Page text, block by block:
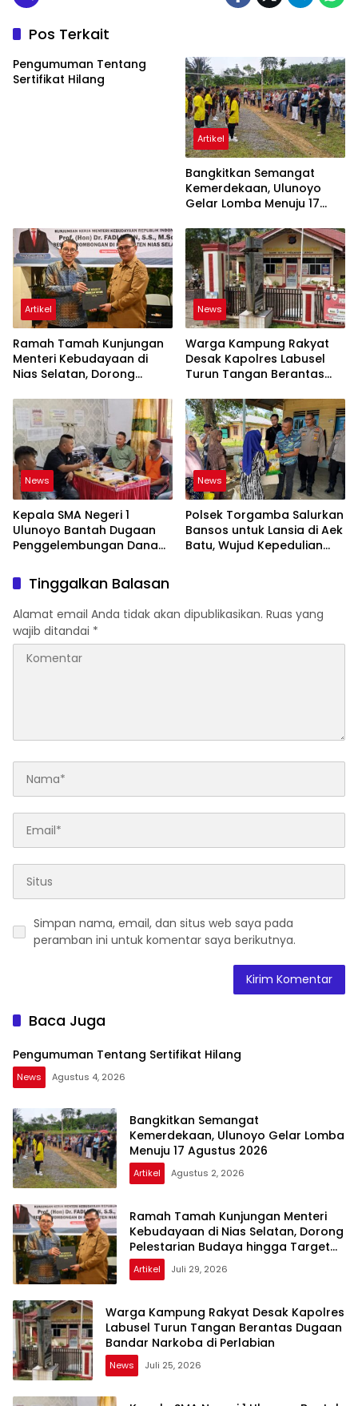
Pos Terkait
Pengumuman Tentang
Sertifikat Hilang
Artikel
Bangkitkan Semangat
Kemerdekaan, Ulunoyo
Gelar Lomba Menuju 17
Artikel
Ramah Tamah Kunjungan
Menteri Kebudayaan di
Nias Selatan, Dorong
Target UNESCO
News
Warga Kampung Rakyat
Desak Kapolres Labusel
Turun Tangan Berantas
di Perlabian
News
Kepala SMA Negeri 1
Ulunoyo Bantah Dugaan
Penggelembungan Dana
Pemberitaan Tidak Benar
News
Polsek Torgamba Salurkan
Bansos untuk Lansia di Aek
Batu, Wujud Kepedulian
Tinggalkan Balasan
Alamat email Anda tidak akan dipublikasikan. Ruas yang
wajib ditandai *
Simpan nama, email, dan situs web saya pada
peramban ini untuk komentar saya berikutnya.
Baca Juga
Pengumuman Tentang Sertifikat Hilang
News Agustus 4, 2026
Bangkitkan Semangat
Kemerdekaan, Ulunoyo Gelar Lomba
Menuju 17 Agustus 2026
Artikel Agustus 2, 2026
Ramah Tamah Kunjungan Menteri
Kebudayaan di Nias Selatan, Dorong
Pelestarian Budaya hingga Target
UNESCO
Artikel Juli 29, 2026
Warga Kampung Rakyat Desak Kapolres
Labusel Turun Tangan Berantas Dugaan
Bandar Narkoba di Perlabian
News Juli 25, 2026